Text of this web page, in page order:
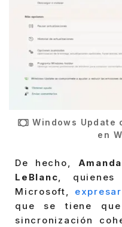
Windows Update
en
De hecho,
LeBlanc, quienes
Microsoft,
que se tiene
sincronización